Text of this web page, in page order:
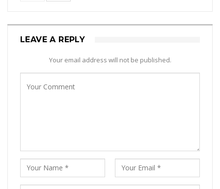
LEAVE A REPLY
Your email address will not be published.